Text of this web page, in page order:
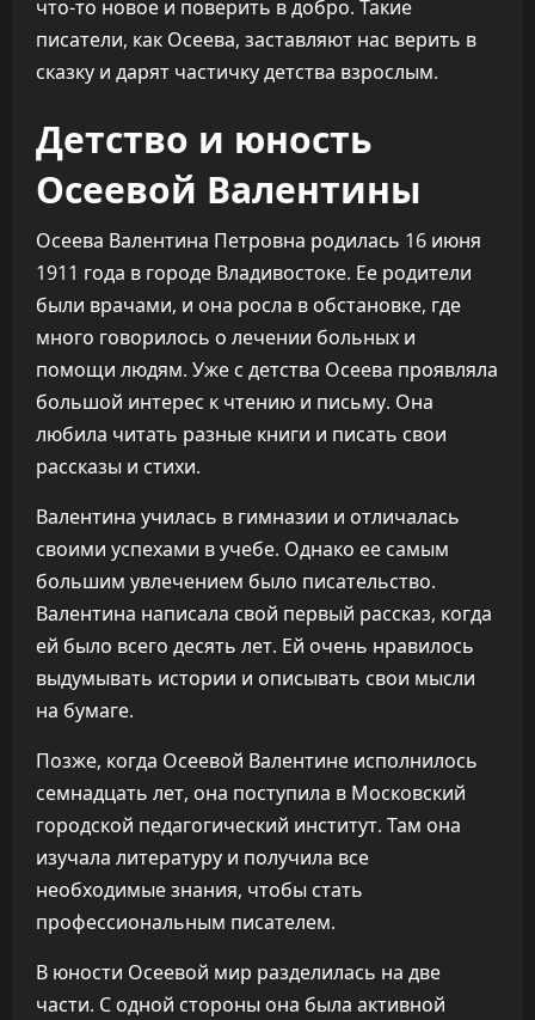
что-то новое и поверить в добро. Такие
писатели, как Осеева, заставляют нас верить в
сказку и дарят частичку детства взрослым.
Детство и юность
Осеевой Валентины
Осеева Валентина Петровна родилась 16 июня
1911 года в городе Владивостоке. Ее родители
были врачами, и она росла в обстановке, где
много говорилось о лечении больных и
помощи людям. Уже с детства Осеева проявляла
большой интерес к чтению и письму. Она
любила читать разные книги и писать свои
рассказы и стихи.
Валентина училась в гимназии и отличалась
своими успехами в учебе. Однако ее самым
большим увлечением было писательство.
Валентина написала свой первый рассказ, когда
ей было всего десять лет. Ей очень нравилось
выдумывать истории и описывать свои мысли
на бумаге.
Позже, когда Осеевой Валентине исполнилось
семнадцать лет, она поступила в Московский
городской педагогический институт. Там она
изучала литературу и получила все
необходимые знания, чтобы стать
профессиональным писателем.
В юности Осеевой мир разделилась на две
части. С одной стороны она была активной